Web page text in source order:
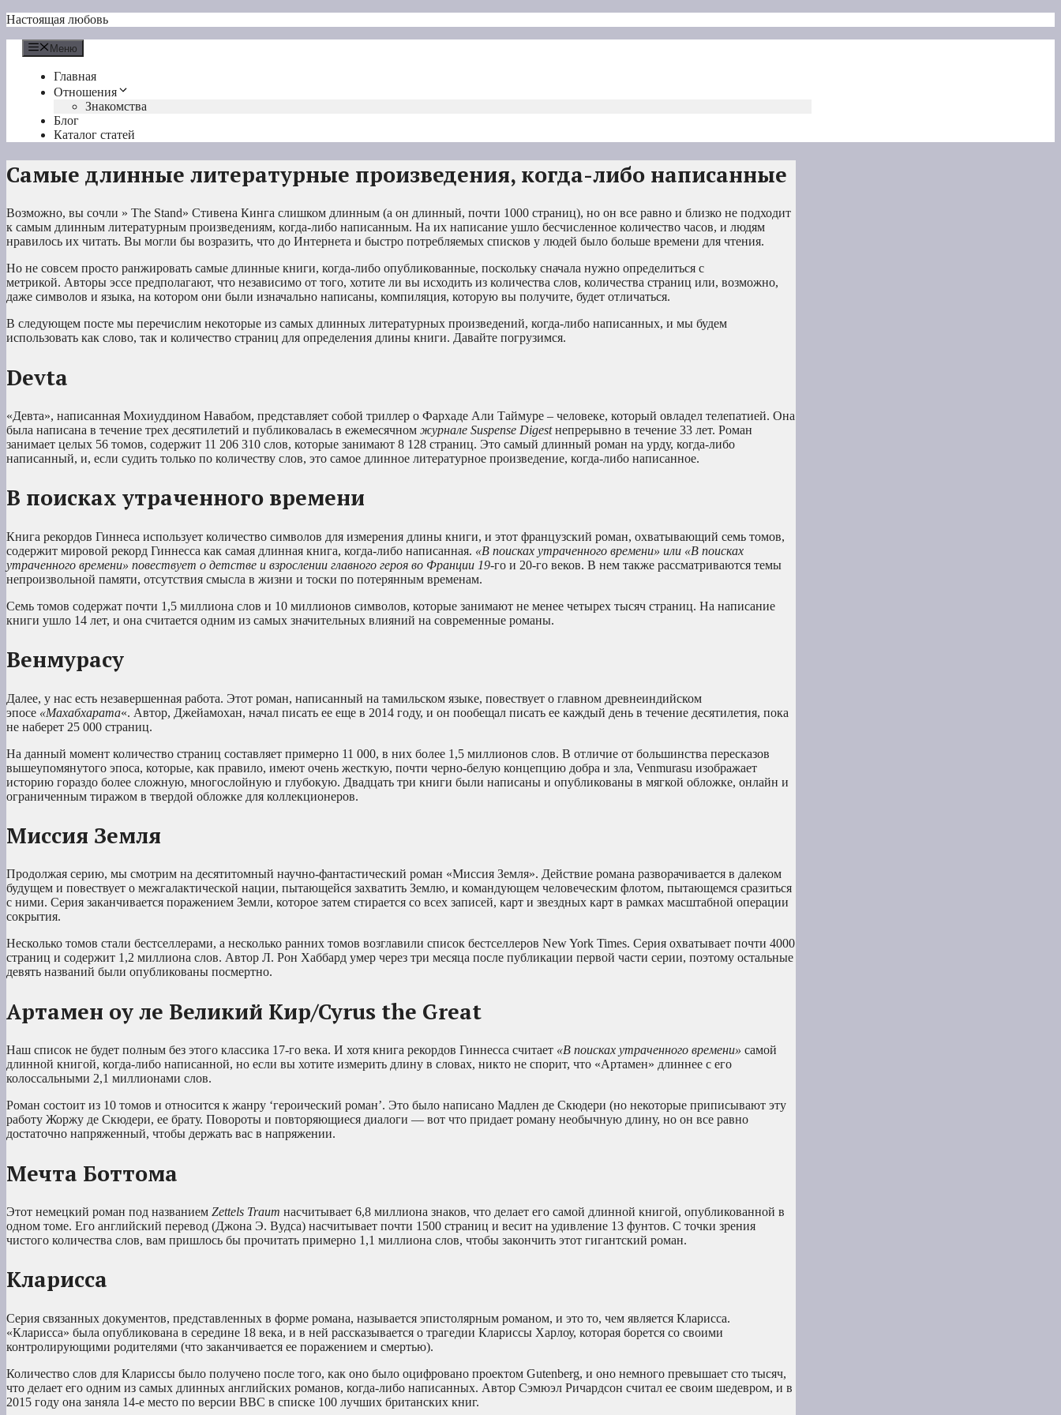
Перейти
содержимому
Настоящая любовь
Меню
Главная
Отношения
Знакомства
Блог
Каталог статей
Самые длинные литературные произведения, когда-либо написанные
Возможно, вы сочли » The Stand» Стивена Кинга слишком длинным (а он длинный, почти 1000 страниц), но он все равно и близко не подходит
к самым длинным литературным произведениям, когда-либо написанным. На их написание ушло бесчисленное количество часов, и людям
нравилось их читать. Вы могли бы возразить, что до Интернета и быстро потребляемых списков у людей было больше времени для чтения.
Но не совсем просто ранжировать самые длинные книги, когда-либо опубликованные, поскольку сначала нужно определиться с
метрикой. Авторы эссе предполагают, что независимо от того, хотите ли вы исходить из количества слов, количества страниц или, возможно,
даже символов и языка, на котором они были изначально написаны, компиляция, которую вы получите, будет отличаться.
В следующем посте мы перечислим некоторые из самых длинных литературных произведений, когда-либо написанных, и мы будем
использовать как слово, так и количество страниц для определения длины книги. Давайте погрузимся.
Devta
«Девта», написанная Мохиуддином Навабом, представляет собой триллер о Фархаде Али Таймуре – человеке, который овладел телепатией. Она
была написана в течение трех десятилетий и публиковалась в ежемесячном журнале Suspense Digestнепрерывно в течение 33 лет. Роман
занимает целых 56 томов, содержит 11 206 310 слов, которые занимают 8 128 страниц. Это самый длинный роман на урду, когда-либо
написанный, и, если судить только по количеству слов, это самое длинное литературное произведение, когда-либо написанное.
В поисках утраченного времени
Книга рекордов Гиннеса использует количество символов для измерения длины книги, и этот французский роман, охватывающий семь томов,
содержит мировой рекорд Гиннесса как самая длинная книга, когда-либо написанная. «В поисках утраченного времени» или «В поисках
утраченного времени» повествует о детстве и взрослении главного героя во Франции 19-го и 20-го веков. В нем также рассматриваются темы
непроизвольной памяти, отсутствия смысла в жизни и тоски по потерянным временам.
Семь томов содержат почти 1,5 миллиона слов и 10 миллионов символов, которые занимают не менее четырех тысяч страниц. На написание
книги ушло 14 лет, и она считается одним из самых значительных влияний на современные романы.
Венмурасу
Далее, у нас есть незавершенная работа. Этот роман, написанный на тамильском языке, повествует о главном древнеиндийском
эпосе «Махабхарата«. Автор, Джейамохан, начал писать ее еще в 2014 году, и он пообещал писать ее каждый день в течение десятилетия, пока
не наберет 25 000 страниц.
На данный момент количество страниц составляет примерно 11 000, в них более 1,5 миллионов слов. В отличие от большинства пересказов
вышеупомянутого эпоса, которые, как правило, имеют очень жесткую, почти черно-белую концепцию добра и зла, Venmurasu изображает
историю гораздо более сложную, многослойную и глубокую. Двадцать три книги были написаны и опубликованы в мягкой обложке, онлайн и
ограниченным тиражом в твердой обложке для коллекционеров.
Миссия Земля
Продолжая серию, мы смотрим на десятитомный научно-фантастический роман «Миссия Земля». Действие романа разворачивается в далеком
будущем и повествует о межгалактической нации, пытающейся захватить Землю, и командующем человеческим флотом, пытающемся сразиться
с ними. Серия заканчивается поражением Земли, которое затем стирается со всех записей, карт и звездных карт в рамках масштабной операции
сокрытия.
Несколько томов стали бестселлерами, а несколько ранних томов возглавили список бестселлеров New York Times. Серия охватывает почти 4000
страниц и содержит 1,2 миллиона слов. Автор Л. Рон Хаббард умер через три месяца после публикации первой части серии, поэтому остальные
девять названий были опубликованы посмертно.
Артамен оу ле Великий Кир/Cyrus the Great
Наш список не будет полным без этого классика 17-го века. И хотя книга рекордов Гиннесса считает «В поисках утраченного времени» самой
длинной книгой, когда-либо написанной, но если вы хотите измерить длину в словах, никто не спорит, что «Артамен» длиннее с его
колоссальными 2,1 миллионами слов.
Роман состоит из 10 томов и относится к жанру ‘героический роман’. Это было написано Мадлен де Скюдери (но некоторые приписывают эту
работу Жоржу де Скюдери, ее брату. Повороты и повторяющиеся диалоги — вот что придает роману необычную длину, но он все равно
достаточно напряженный, чтобы держать вас в напряжении.
Мечта Боттома
Этот немецкий роман под названием Zettels Traum насчитывает 6,8 миллиона знаков, что делает его самой длинной книгой, опубликованной в
одном томе. Его английский перевод (Джона Э. Вудса) насчитывает почти 1500 страниц и весит на удивление 13 фунтов. С точки зрения
чистого количества слов, вам пришлось бы прочитать примерно 1,1 миллиона слов, чтобы закончить этот гигантский роман.
Кларисса
Серия связанных документов, представленных в форме романа, называется эпистолярным романом, и это то, чем является Кларисса.
«Кларисса» была опубликована в середине 18 века, и в ней рассказывается о трагедии Клариссы Харлоу, которая борется со своими
контролирующими родителями (что заканчивается ее поражением и смертью).
Количество слов для Клариссы было получено после того, как оно было оцифровано проектом Gutenberg, и оно немного превышает сто тысяч,
что делает его одним из самых длинных английских романов, когда-либо написанных. Автор Сэмюэл Ричардсон считал ее своим шедевром, и в
2015 году она заняла 14-е место по версии BBC в списке 100 лучших британских книг.